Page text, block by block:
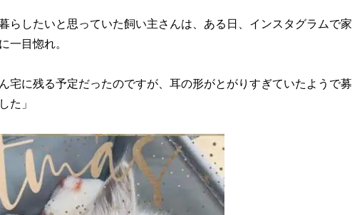
らしたいと思っていた飼い主さんは、ある日、インスタグラムで家
一目惚れ。
宅に残る予定だったのですが、耳の形がとがりすぎていたようで募
た」